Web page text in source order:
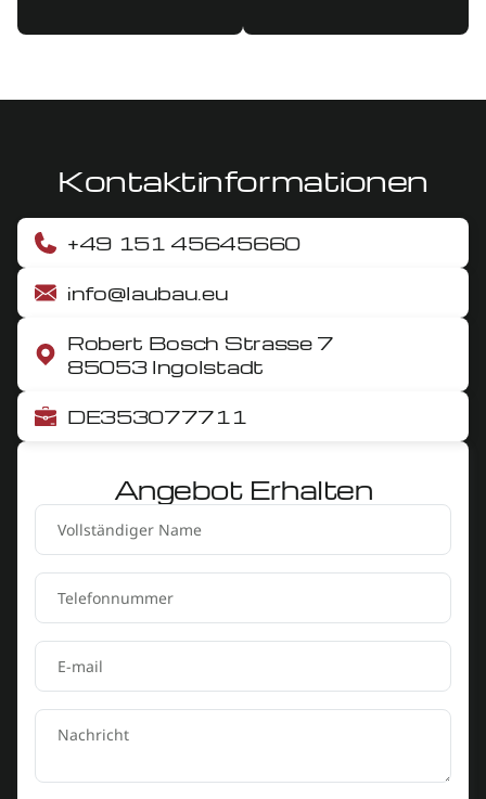
Angebot Erhalten
Kontaktinformationen
+49 151 45645660
info@laubau.eu
Robert Bosch Strasse 7
85053 Ingolstadt
DE353077711